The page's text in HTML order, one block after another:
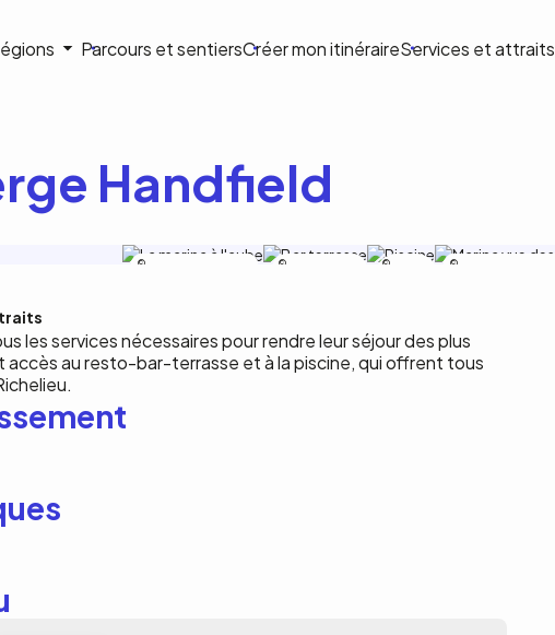
Parcours et sentiersCréer mon itinéraireServices et attraits
Handfield
les services nécessaires pour rendre leur séjour des plus
accès au resto-bar-terrasse et à la piscine, qui offrent tous